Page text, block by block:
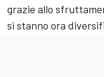
grazie allo
si stanno ora